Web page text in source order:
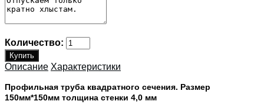
Количество:
Описание Характеристики
Профильная труба квадратного сечения. Размер
150мм*150мм толщина стенки 4,0 мм